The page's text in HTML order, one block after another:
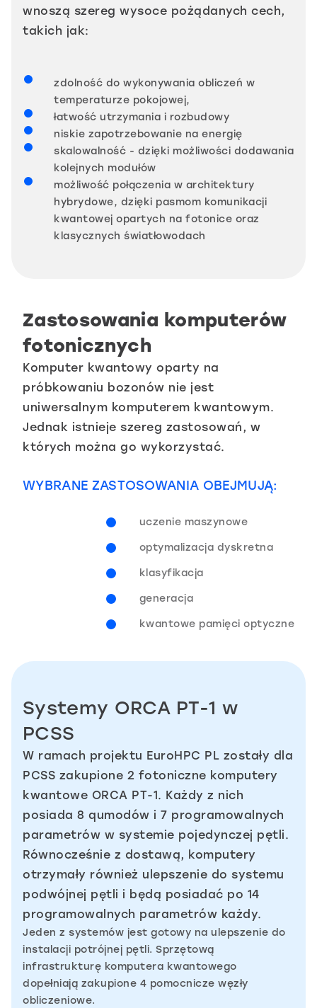
wnoszą szereg wysoce pożądanych cech,
takich jak:
zdolność do wykonywania obliczeń w
temperaturze pokojowej,
łatwość utrzymania i rozbudowy
niskie zapotrzebowanie na energię
skalowalność - dzięki możliwości dodawania
kolejnych modułów
możliwość połączenia w architektury
hybrydowe, dzięki pasmom komunikacji
kwantowej opartych na fotonice oraz
klasycznych światłowodach
Zastosowania komputerów
fotonicznych
Komputer kwantowy oparty na
próbkowaniu bozonów nie jest
uniwersalnym komputerem kwantowym.
Jednak istnieje szereg zastosowań, w
których można go wykorzystać.
WYBRANE ZASTOSOWANIA OBEJMUJĄ:
uczenie maszynowe
optymalizacja dyskretna
klasyfikacja
generacja
kwantowe pamięci optyczne
Systemy ORCA PT-1 w
PCSS
W ramach projektu EuroHPC PL zostały dla
PCSS zakupione 2 fotoniczne komputery
kwantowe ORCA PT-1. Każdy z nich
posiada 8 qumodów i 7 programowalnych
parametrów w systemie pojedynczej pętli.
Równocześnie z dostawą, komputery
otrzymały również ulepszenie do systemu
podwójnej pętli i będą posiadać po 14
programowalnych parametrów każdy.
Jeden z systemów jest gotowy na ulepszenie do
instalacji potrójnej pętli. Sprzętową
infrastrukturę komputera kwantowego
dopełniają zakupione 4 pomocnicze węzły
obliczeniowe.